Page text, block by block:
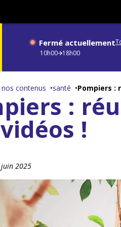
les cookies
Fermé actuellement
10h00 18h00
contenus santé Pompiers :
:
!
2025